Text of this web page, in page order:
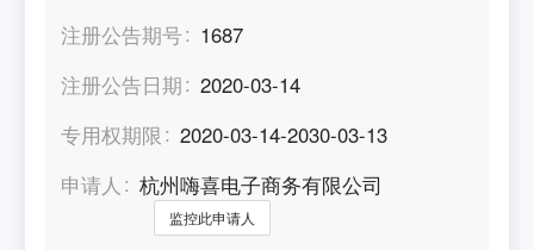
注册公告期号
1687
注册公告日期
2020-03-14
专用权期限
2020-03-14-2030-03-13
申请人
杭州嗨喜电子商务有限公司
监控此申请人